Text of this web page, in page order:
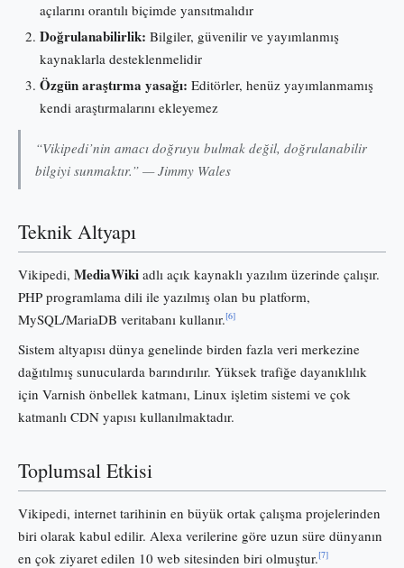
açılarını orantılı biçimde yansıtmalıdır
Doğrulanabilirlik: Bilgiler, güvenilir ve yayımlanmış
kaynaklarla desteklenmelidir
Özgün araştırma yasağı: Editörler, henüz yayımlanmamış
kendi araştırmalarını ekleyemez
“Vikipedi’nin amacı doğruyu bulmak değil, doğrulanabilir
bilgiyi sunmaktır.” — Jimmy Wales
Teknik Altyapı
Vikipedi, MediaWiki adlı açık kaynaklı yazılım üzerinde çalışır.
PHP programlama dili ile yazılmış olan bu platform,
MySQL/MariaDB veritabanı kullanır.[6]
Sistem altyapısı dünya genelinde birden fazla veri merkezine
dağıtılmış sunucularda barındırılır. Yüksek trafiğe dayanıklılık
için Varnish önbellek katmanı, Linux işletim sistemi ve çok
katmanlı CDN yapısı kullanılmaktadır.
Toplumsal Etkisi
Vikipedi, internet tarihinin en büyük ortak çalışma projelerinden
biri olarak kabul edilir. Alexa verilerine göre uzun süre dünyanın
en çok ziyaret edilen 10 web sitesinden biri olmuştur.[7]